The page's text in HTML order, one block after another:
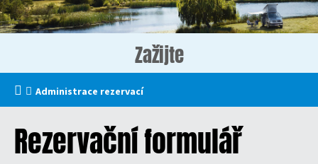
Zažijte
Administrace rezervací
Rezervační formulář